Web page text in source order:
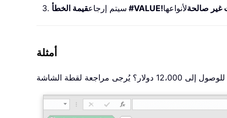
سيتم إرجاع قيمة الخطأ #VALUE! غير صالحة
أمثلة